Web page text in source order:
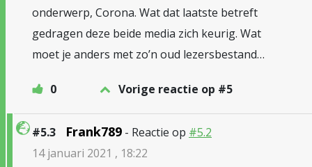
onderwerp, Corona. Wat dat laatste betreft
gedragen deze beide media zich keurig. Wat
moet je anders met zo’n oud lezersbestand…
0 Vorige reactie op #5
#5.3 Frank789 - Reactie op #5.2
14 januari 2021 , 18:22